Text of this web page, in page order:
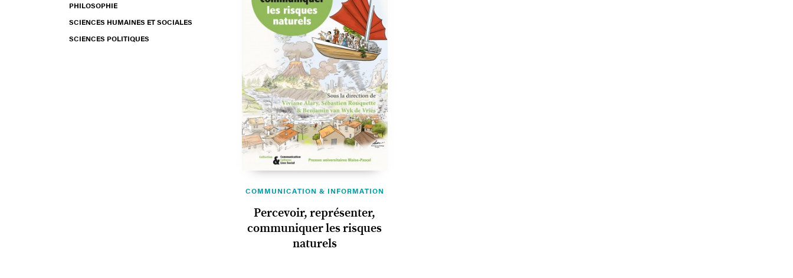
PHILOSOPHIE
SCIENCES HUMAINES ET SOCIALES
SCIENCES POLITIQUES
COMMUNICATION & INFORMATION
Percevoir, représenter,
communiquer les risques
naturels